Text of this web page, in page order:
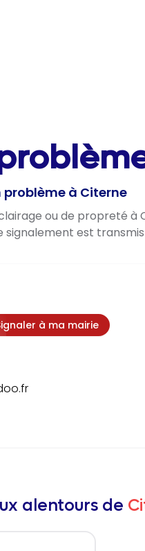
problème à Citerne
ou de propreté à
signalement est
à ma mairie
alentours de